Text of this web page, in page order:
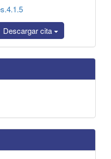
Descargar cita